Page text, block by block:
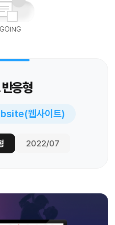
응형
웹사이트)
2022/07